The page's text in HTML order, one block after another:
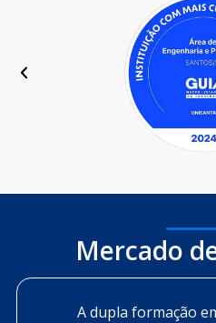
Mercado
A dupla formação